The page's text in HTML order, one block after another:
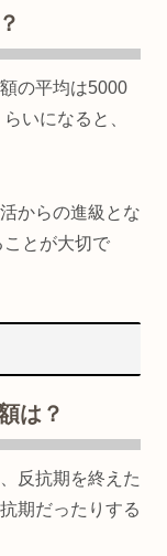
の平均は5000
いになると、
からの進級とな
とが大切で
は？
反抗期を終えた
期だったりする